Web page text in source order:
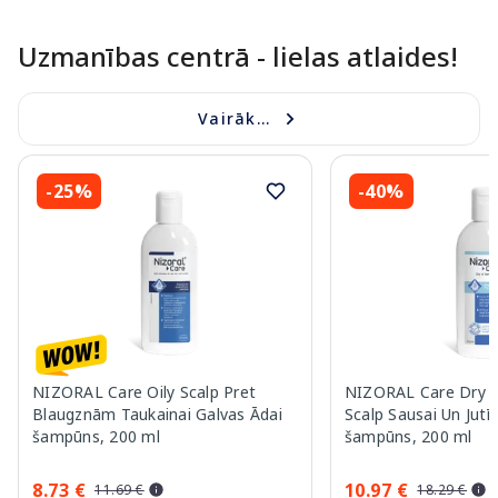
Uzmanības centrā - lielas atlaides!
Vairāk...
-25%
NIZORAL Care Oily Scalp Pret
Blaugznām Taukainai Galvas Ādai
šampūns, 200 ml
8.73 € 11.69 €
-40%
NIZORAL Care Dry
Scalp Sausai Un
šampūns, 200 ml
10.97 € 18.29 €